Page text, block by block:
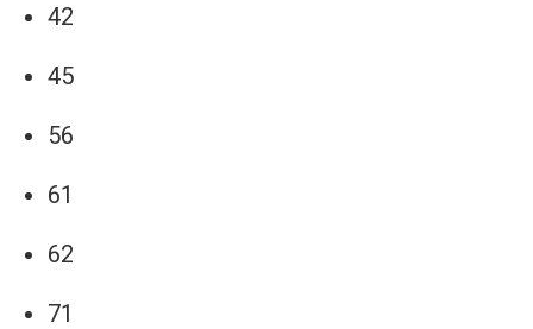
42
45
56
61
62
71